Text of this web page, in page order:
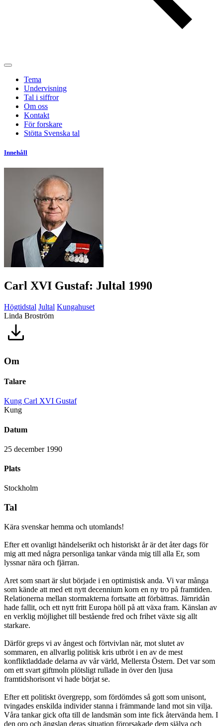
Tema
Undervisning
Tal i siffror
Om oss
Kontakt
För forskare
Stötta Svenska tal
Innehåll
Carl XVI Gustaf: Jultal 1990
Högtidstal Jultal Kungahuset
Linda Broström
Om
Talare
Kung Carl XVI Gustaf
Kung
Datum
25 december 1990
Plats
Stockholm
Tal
Kära svenskar hemma och utomlands!
Efter ett ovanligt händelserikt och historiskt år är det åter dags för
mig att med några personliga tankar vända mig till alla Er, som
lyssnar nära och fjärran.
Aret som snart är slut började i en optimistisk anda. Vi var många
som kände att med ett nytt decennium korn en ny tro på framtiden.
Relationerna mellan stormakterna fortsatte att förbättras. Järnridån
hade fallit, och ett nytt fritt Europa höll på att växa fram. Känslan av
en verklig möjlighet till bestående fred och frihet växte sig allt
starkare.
Därför greps vi av ångest och förtvivlan när, mot slutet av
sommaren, en allvarlig politisk kris utbröt i en av de mest
konfliktladdade delarna av vår värld, Mellersta Östern. Det var som
om ett svart giftmoln plötsligt rullade in över den ljusa
framtidshorisont vi hade börjat se.
Efter ett politiskt övergrepp, som fördömdes så gott som unisont,
tvingades enskilda individer stanna i främmande land mot sin vilja.
Våra tankar gick ofta till de landsmän som inte fick återvända hem. I
den oro och ängslan deras situation förorsakade dem själva och